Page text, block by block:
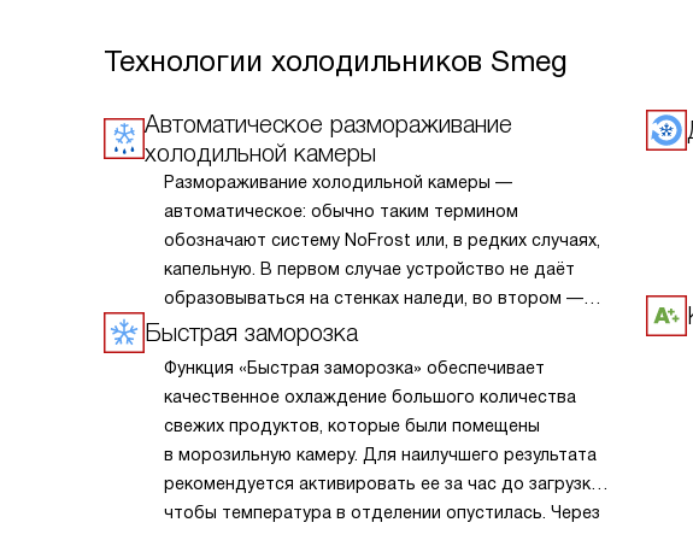
Технологии холодильников Smeg
Автоматическое размораживание
холодильной камеры
Размораживание холодильной камеры —
автоматическое: обычно таким термином
обозначают систему NoFrost или, в редких случаях,
капельную. В первом случае устройство не даёт
образовываться на стенках наледи, во втором —
периодически её подтапливает. Это облегчает
Быстрая заморозка
Функция «Быстрая заморозка» обеспечивает
качественное охлаждение большого количества
свежих продуктов, которые были помещены
в морозильную камеру. Для наилучшего результата
рекомендуется активировать ее за час до загрузки,
чтобы температура в отделении опустилась. Через